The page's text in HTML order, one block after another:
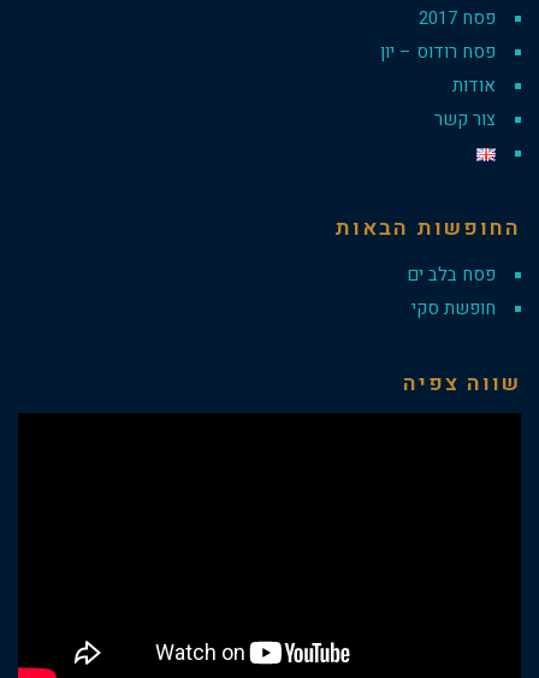
פסח 2017
פסח רודוס – יון
אודות
צור קשר
החופשות הבאות
פסח בלב ים
חופשת סקי
שווה צפיה